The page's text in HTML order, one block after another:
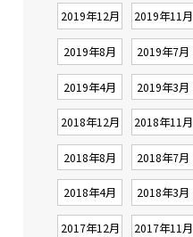
2019年12月 2019年11月
2019年8月 2019年7月
2019年4月 2019年3月
2018年12月 2018年11月
2018年8月 2018年7月
2018年4月 2018年3月
2017年12月 2017年11月